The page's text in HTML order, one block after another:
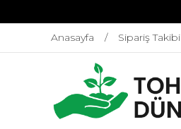
Anasayfa Sipariş Takibi